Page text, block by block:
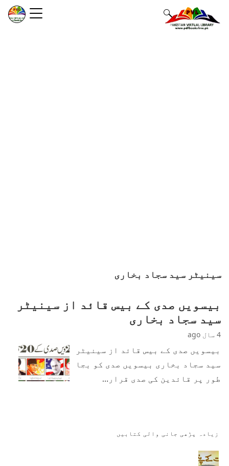
سینیٹر سید سجاد بخاری
بیسویں صدی کے بیس قائد از سینیٹر
سید سجاد بخاری
4 سال ago
بیسویں صدی کے بیس قائد از سینیٹر
سید سجاد بخاری بیسویں صدی کو بجا
طور پر قائدین کی صدی قرار…
زیادہ پڑھی جانی والی کتابیں